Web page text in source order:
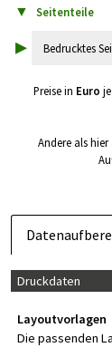
▼ Seitenteile
▸ Bedrucktes
Preise in Euro
Andere als
Druckdaten
Layoutvorlagen
Die passenden